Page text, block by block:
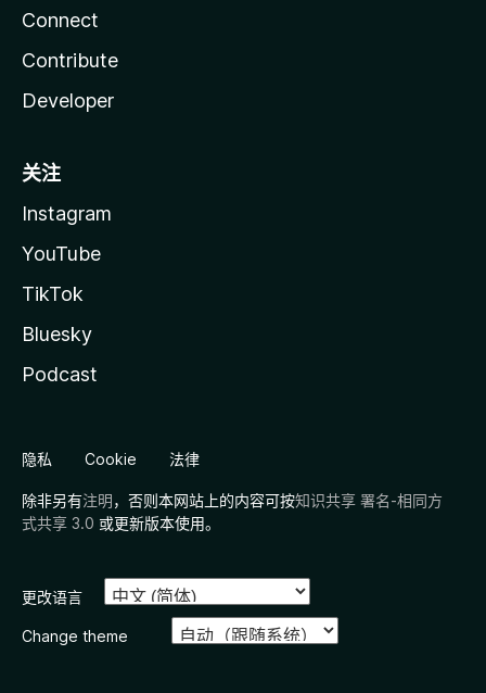
Connect
Contribute
Developer
关注
Instagram
YouTube
TikTok
Bluesky
Podcast
隐私 Cookie 法律
除非另有注明，否则本网站上的内容可按知识共享 署名-相同方
式共享 3.0 或更新版本使用。
更改语言
Change theme